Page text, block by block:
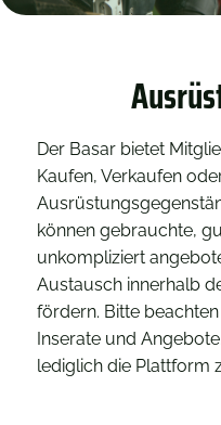
Der Basar bietet
Kaufen, Verkaufen
können gebrauchte,
unkompliziert
Austausch innerhalb
fördern. Bitte
Inserate und
lediglich die Plattform